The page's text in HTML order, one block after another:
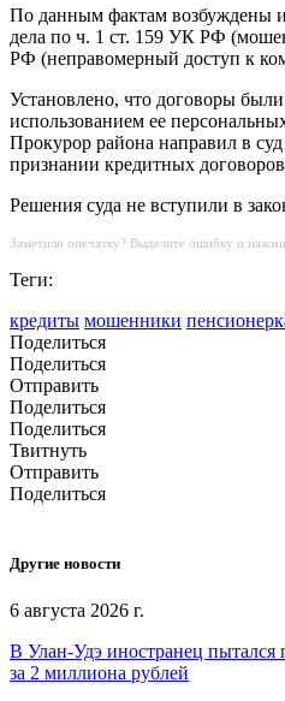
По данным фактам возбуждены
дела по ч. 1 ст. 159 УК РФ
РФ (неправомерный доступ к
Установлено, что договоры
использованием ее
Прокурор района направил в
признании кредитных
Решения суда не вступили в
Заметили опечатку? Выделите ошибку и
Теги:
кредиты мошенники
Поделиться
Поделиться
Отправить
Поделиться
Поделиться
Твитнуть
Отправить
Поделиться
Другие новости
6 августа 2026 г.
В Улан-Удэ иностранец пытался
за 2 миллиона рублей